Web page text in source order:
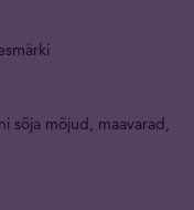
sõja mõjud, maavarad,